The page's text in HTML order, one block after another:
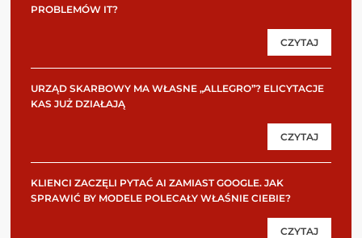
PROBLEMÓW IT?
CZYTAJ
URZĄD SKARBOWY MA WŁASNE „ALLEGRO”? ELICYTACJE
KAS JUŻ DZIAŁAJĄ
CZYTAJ
KLIENCI ZACZĘLI PYTAĆ AI ZAMIAST GOOGLE. JAK
SPRAWIĆ BY MODELE POLECAŁY WŁAŚNIE CIEBIE?
CZYTAJ